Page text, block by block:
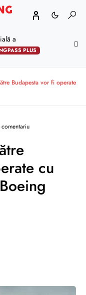
a
PLUS
Budapesta vor fi operate
comentariu
cu